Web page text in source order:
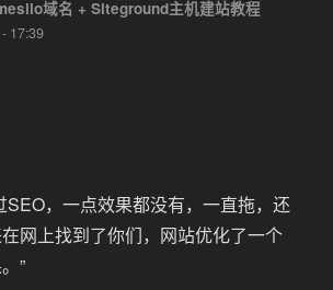
域名 + Siteground主机建站教程
17:39
SEO，一点效果都没有，一直拖，还
网上找到了你们，网站优化了一个
”